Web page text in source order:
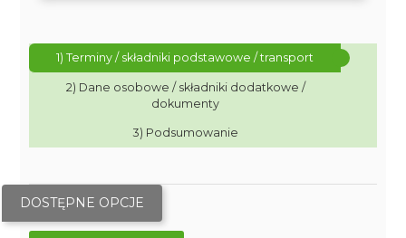
1) Terminy / składniki podstawowe / transport
2) Dane osobowe / składniki dodatkowe /
dokumenty
3) Podsumowanie
DOSTĘPNE OPCJE